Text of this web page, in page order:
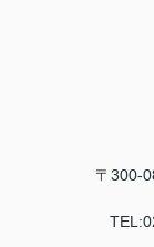
〒300-